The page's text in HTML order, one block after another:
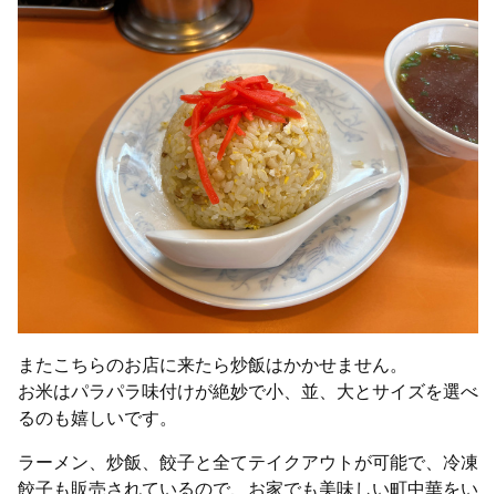
またこちらのお店に来たら炒飯はかかせません。
お米はパラパラ味付けが絶妙で小、並、大とサイズを選べ
るのも嬉しいです。
ラーメン、炒飯、餃子と全てテイクアウトが可能で、冷凍
餃子も販売されているので、お家でも美味しい町中華をい